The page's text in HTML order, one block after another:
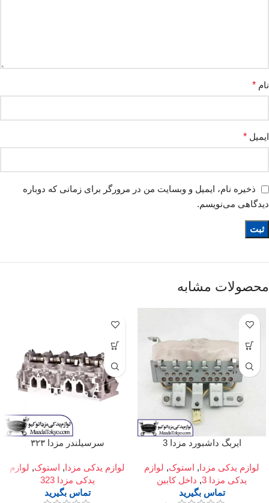
نام *
ایمیل *
ذخیره نام، ایمیل و وبسایت من در مرورگر برای زمانی که دوباره
دیدگاهی می‌نویسم.
محصولات مشابه
ایربگ داشبورد مزدا 3
لوازم یدکی مزدا, استوک, لوازم
یدکی مزدا 3
, داخل کابین
تماس بگیرید
سرسیلندر مزدا ۳۲۳
لوازم یدکی مزدا, استوک, لوازم
یدکی مزدا 323
تماس بگیرید